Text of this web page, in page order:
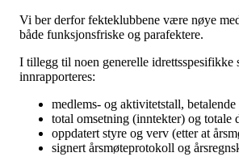
Vi ber derfor fekteklubbene være nøye
både funksjonsfriske og parafektere.
I tillegg til noen generelle idrettsspesifikke
innrapporteres:
medlems- og aktivitetstall,
total omsetning (inntekter) og totale
oppdatert styre og verv (etter at
signert årsmøteprotokoll og